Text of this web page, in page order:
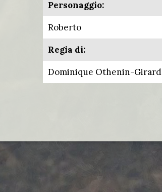
Personaggio:
Roberto
Regia di:
Dominique Othenin-Girard